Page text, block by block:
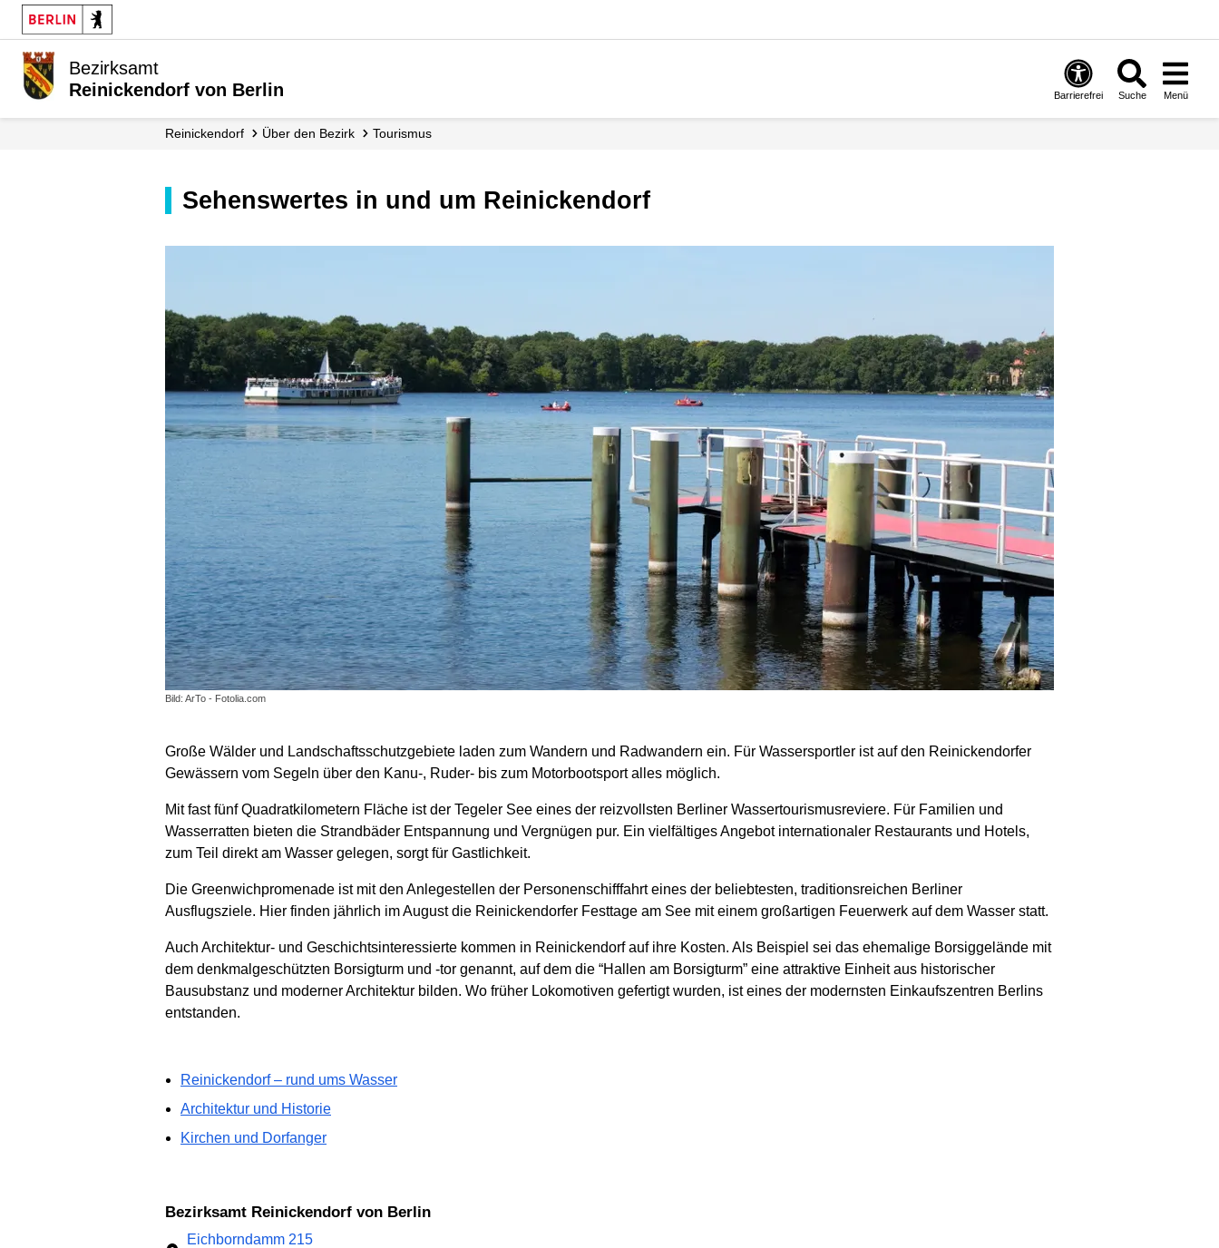
Bezirksamt
Reinickendorf von Berlin
Barrierefrei Suche Menü
Reinickendorf Über den Bezirk Tourismus
Sehenswertes in und um Reinickendorf
Bild: ArTo - Fotolia.com
Große Wälder und Landschaftsschutzgebiete laden zum Wandern und Radwandern ein. Für Wassersportler ist auf den Reinickendorfer
Gewässern vom Segeln über den Kanu-, Ruder- bis zum Motorbootsport alles möglich.
Mit fast fünf Quadratkilometern Fläche ist der Tegeler See eines der reizvollsten Berliner Wassertourismusreviere. Für Familien und
Wasserratten bieten die Strandbäder Entspannung und Vergnügen pur. Ein vielfältiges Angebot internationaler Restaurants und Hotels,
zum Teil direkt am Wasser gelegen, sorgt für Gastlichkeit.
Die Greenwichpromenade ist mit den Anlegestellen der Personenschifffahrt eines der beliebtesten, traditionsreichen Berliner
Ausflugsziele. Hier finden jährlich im August die Reinickendorfer Festtage am See mit einem großartigen Feuerwerk auf dem Wasser statt.
Auch Architektur- und Geschichtsinteressierte kommen in Reinickendorf auf ihre Kosten. Als Beispiel sei das ehemalige Borsiggelände mit
dem denkmalgeschützten Borsigturm und -tor genannt, auf dem die “Hallen am Borsigturm” eine attraktive Einheit aus historischer
Bausubstanz und moderner Architektur bilden. Wo früher Lokomotiven gefertigt wurden, ist eines der modernsten Einkaufszentren Berlins
entstanden.
Reinickendorf – rund ums Wasser
Architektur und Historie
Kirchen und Dorfanger
Bezirksamt Reinickendorf von Berlin
Eichborndamm 215